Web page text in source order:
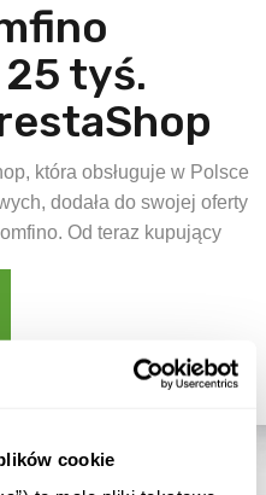
cookie
tyś.
która obsługuje w Polsce
dodała do swojej oferty
Od teraz kupujący